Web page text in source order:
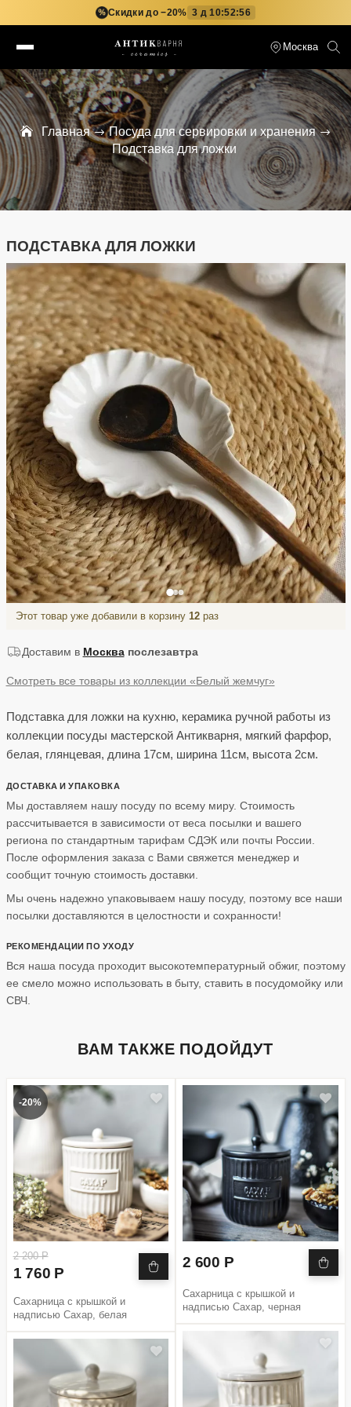
% Скидки до −20% 3 д 10:52:55
Москва
Главная
Посуда для сервировки и хранения
Подставка для ложки
ПОДСТАВКА ДЛЯ ЛОЖКИ
Этот товар уже добавили в корзину 12раз
Доставим в Москва послезавтра
Смотреть все товары из коллекции «Белый жемчуг»
Подставка для ложки на кухню, керамика ручной работы из
коллекции посуды мастерской Антикварня, мягкий фарфор,
белая, глянцевая, длина 17см, ширина 11см, высота 2см.
ДОСТАВКА И УПАКОВКА
Мы доставляем нашу посуду по всему миру. Стоимость
рассчитывается в зависимости от веса посылки и вашего
региона по стандартным тарифам СДЭК или почты России.
После оформления заказа с Вами свяжется менеджер и
сообщит точную стоимость доставки.
Мы очень надежно упаковываем нашу посуду, поэтому все наши
посылки доставляются в целостности и сохранности!
РЕКОМЕНДАЦИИ ПО УХОДУ
Вся наша посуда проходит высокотемпературный обжиг, поэтому
ее смело можно использовать в быту, ставить в посудомойку или
СВЧ.
ВАМ ТАКЖЕ ПОДОЙДУТ
-20%
2 200 Р
1 760 Р
Сахарница с крышкой и
надписью Сахар, белая
2 600 Р
Сахарница с крышкой и
надписью Сахар, черная